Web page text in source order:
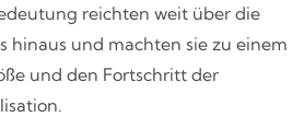
reichten weit über die
hinaus und machten sie zu einem
und den Fortschritt der